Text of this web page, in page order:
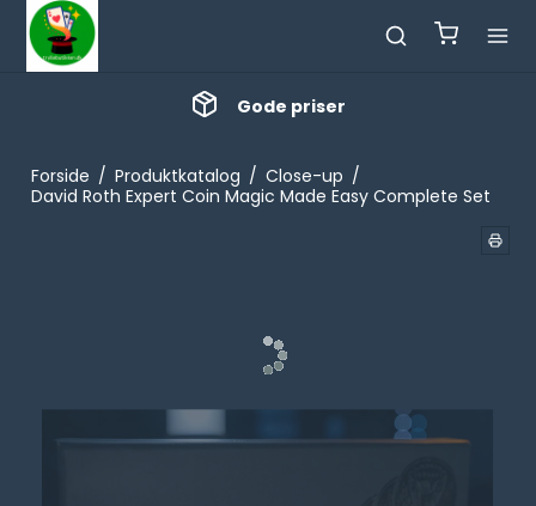
Gode priser
Forside / Produktkatalog / Close-up /
David Roth Expert Coin Magic Made Easy Complete Set